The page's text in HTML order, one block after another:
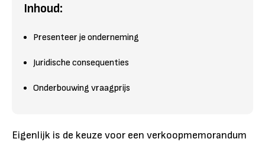
Inhoud:
Presenteer je onderneming
Juridische consequenties
Onderbouwing vraagprijs
Eigenlijk is de keuze voor een verkoopmemorandum